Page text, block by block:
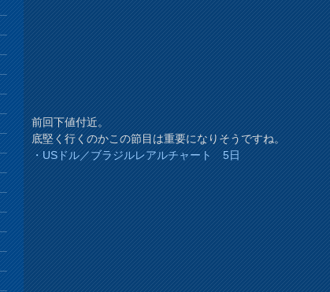
前回下値付近。
底堅く行くのかこの節目は重要になりそうですね。
・USドル／ブラジルレアルチャート 5日